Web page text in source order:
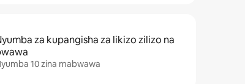
za kupangisha za likizo zilizo na
10 zina mabwawa